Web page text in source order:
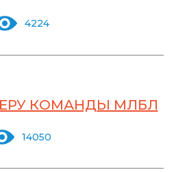
4224
КОМАНДЫ МЛБЛ
14050